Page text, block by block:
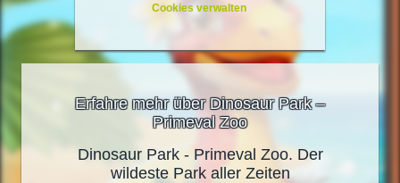
Cookies verwalten
Erfahre mehr über Dinosaur Park –
Primeval Zoo
Dinosaur Park - Primeval Zoo. Der
wildeste Park aller Zeiten